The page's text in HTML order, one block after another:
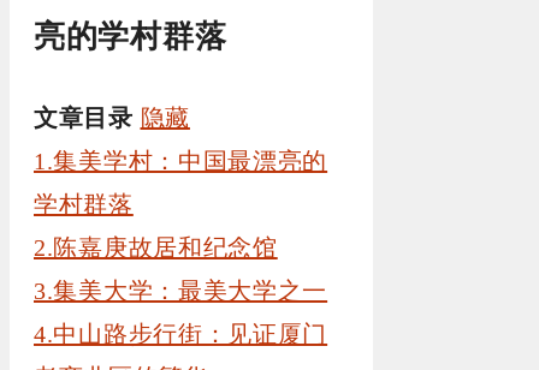
亮的学村群落
文章目录 隐藏
1.集美学村：中国最漂亮的
学村群落
2.陈嘉庚故居和纪念馆
3.集美大学：最美大学之一
4.中山路步行街：见证厦门